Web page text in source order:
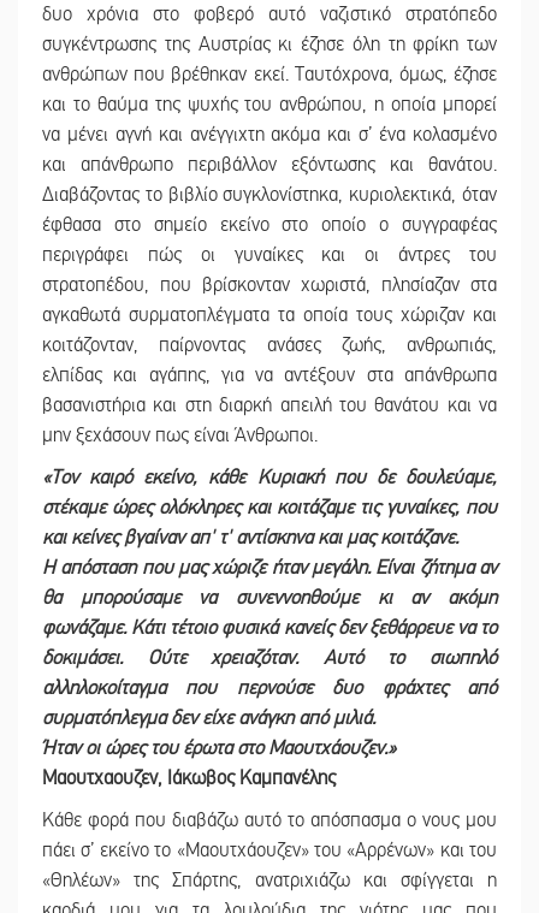
δυο χρόνια στο φοβερό αυτό ναζιστικό στρατόπεδο
συγκέντρωσης της Αυστρίας κι έζησε όλη τη φρίκη των
ανθρώπων που βρέθηκαν εκεί. Ταυτόχρονα, όμως, έζησε
και το θαύμα της ψυχής του ανθρώπου, η οποία μπορεί
να μένει αγνή και ανέγγιχτη ακόμα και σ’ ένα κολασμένο
και απάνθρωπο περιβάλλον εξόντωσης και θανάτου.
Διαβάζοντας το βιβλίο συγκλονίστηκα, κυριολεκτικά, όταν
έφθασα στο σημείο εκείνο στο οποίο ο συγγραφέας
περιγράφει πώς οι γυναίκες και οι άντρες του
στρατοπέδου, που βρίσκονταν χωριστά, πλησίαζαν στα
αγκαθωτά συρματοπλέγματα τα οποία τους χώριζαν και
κοιτάζονταν, παίρνοντας ανάσες ζωής, ανθρωπιάς,
ελπίδας και αγάπης, για να αντέξουν στα απάνθρωπα
βασανιστήρια και στη διαρκή απειλή του θανάτου και να
μην ξεχάσουν πως είναι Άνθρωποι.
«Τον καιρό εκείνο, κάθε Κυριακή που δε δουλεύαμε,
στέκαμε ώρες ολόκληρες και κοιτάζαμε τις γυναίκες, που
και κείνες βγαίναν απ' τ' αντίσκηνα και μας κοιτάζανε.
Η απόσταση που μας χώριζε ήταν μεγάλη. Είναι ζήτημα αν
θα μπορούσαμε να συνεννοηθούμε κι αν ακόμη
φωνάζαμε. Κάτι τέτοιο φυσικά κανείς δεν ξεθάρρευε να το
δοκιμάσει. Ούτε χρειαζόταν. Αυτό το σιωπηλό
αλληλοκοίταγμα που περνούσε δυο φράχτες από
συρματόπλεγμα δεν είχε ανάγκη από μιλιά.
Ήταν οι ώρες του έρωτα στο Μαουτχάουζεν.»
Μαουτχαουζεν, Ιάκωβος Καμπανέλης
Κάθε φορά που διαβάζω αυτό το απόσπασμα ο νους μου
πάει σ’ εκείνο το «Μαουτχάουζεν» του «Αρρένων» και του
«Θηλέων» της Σπάρτης, ανατριχιάζω και σφίγγεται η